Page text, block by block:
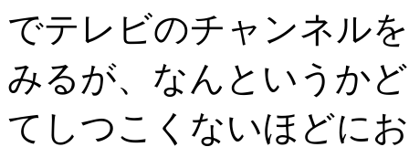
でテレビのチャンネル
みるが、なんというか
てしつこくないほどに